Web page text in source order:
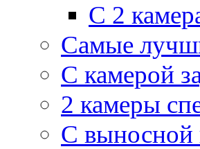
С 2
Самые
С камерой
2 камеры
С выносной